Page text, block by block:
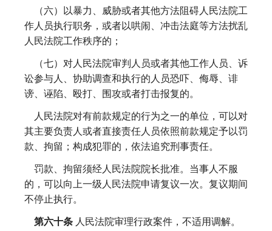
（六）以暴力、威胁或者其他方法阻碍人民法院工
作人员执行职务，或者以哄闹、冲击法庭等方法扰乱
人民法院工作秩序的；
（七）对人民法院审判人员或者其他工作人员、诉
讼参与人、协助调查和执行的人员恐吓、侮辱、诽
谤、诬陷、殴打、围攻或者打击报复的。
人民法院对有前款规定的行为之一的单位，可以对
其主要负责人或者直接责任人员依照前款规定予以罚
款、拘留；构成犯罪的，依法追究刑事责任。
罚款、拘留须经人民法院院长批准。当事人不服
的，可以向上一级人民法院申请复议一次。复议期间
不停止执行。
第六十条 人民法院审理行政案件，不适用调解。